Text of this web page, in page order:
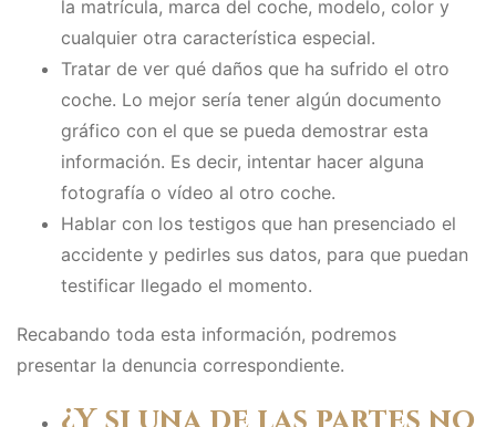
la matrícula, marca del coche, modelo, color y
cualquier otra característica especial.
Tratar de ver qué daños que ha sufrido el otro
coche. Lo mejor sería tener algún documento
gráfico con el que se pueda demostrar esta
información. Es decir, intentar hacer alguna
fotografía o vídeo al otro coche.
Hablar con los testigos que han presenciado el
accidente y pedirles sus datos, para que puedan
testificar llegado el momento.
Recabando toda esta información, podremos
presentar la denuncia correspondiente.